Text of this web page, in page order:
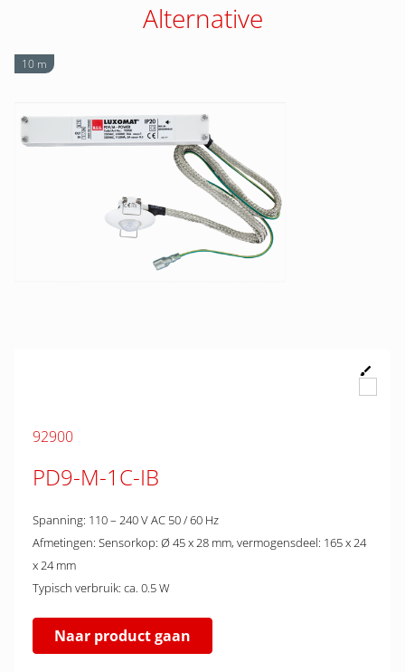
Alternative
10 m
92900
PD9-M-1C-IB
Spanning: 110 – 240 V AC 50 / 60 Hz
Afmetingen: Sensorkop: Ø 45 x 28 mm, vermogensdeel: 165 x 24
x 24 mm
Typisch verbruik: ca. 0.5 W
Naar product gaan